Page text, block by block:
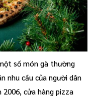
số món gà thường
nhu cầu của người dân
2006, cửa hàng pizza